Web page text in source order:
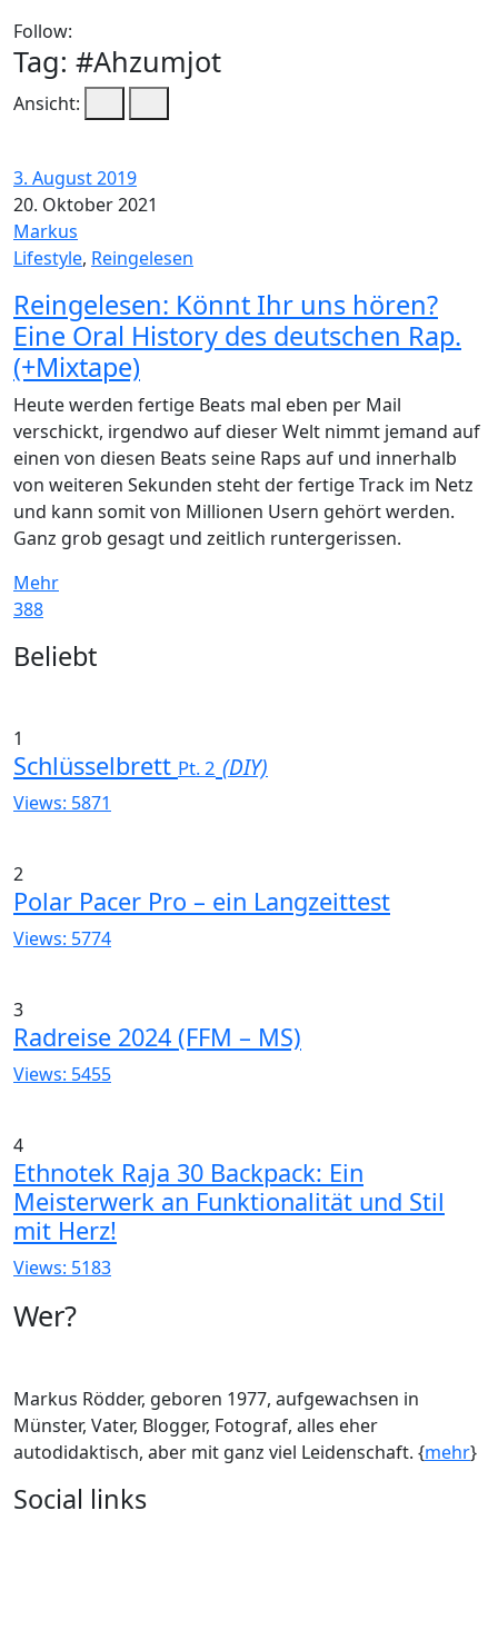
Follow:
Tag: #Ahzumjot
Ansicht:
3. August 2019
20. Oktober 2021
Markus
Lifestyle, Reingelesen
Reingelesen: Könnt Ihr uns hören?
Eine Oral History des deutschen Rap.
(+Mixtape)
Heute werden fertige Beats mal eben per Mail
verschickt, irgendwo auf dieser Welt nimmt jemand auf
einen von diesen Beats seine Raps auf und innerhalb
von weiteren Sekunden steht der fertige Track im Netz
und kann somit von Millionen Usern gehört werden.
Ganz grob gesagt und zeitlich runtergerissen.
Mehr
388
Widgets
Beliebt
1
Schlüsselbrett Pt. 2 (DIY)
Views: 5871
2
Polar Pacer Pro – ein Langzeittest
Views: 5774
3
Radreise 2024 (FFM – MS)
Views: 5455
4
Ethnotek Raja 30 Backpack: Ein
Meisterwerk an Funktionalität und Stil
mit Herz!
Views: 5183
Wer?
Markus Rödder, geboren 1977, aufgewachsen in
Münster, Vater, Blogger, Fotograf, alles eher
autodidaktisch, aber mit ganz viel Leidenschaft. {mehr}
Social links